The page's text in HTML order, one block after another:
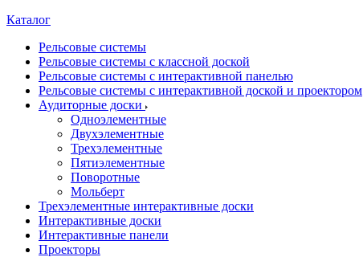
Каталог
Рельсовые системы
Рельсовые системы с классной доской
Рельсовые системы с интерактивной панелью
Рельсовые системы с интерактивной доской и проектором
Аудиторные доски
Одноэлементные
Двухэлементные
Трехэлементные
Пятиэлементные
Поворотные
Мольберт
Трехэлементные интерактивные доски
Интерактивные доски
Интерактивные панели
Проекторы